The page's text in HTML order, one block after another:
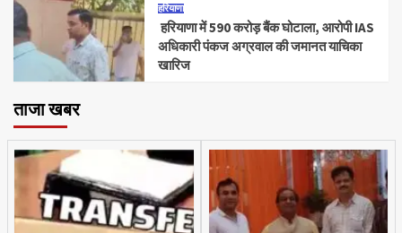
हरियाणा
हरियाणा में 590 करोड़ बैंक घोटाला, आरोपी IAS
अधिकारी पंकज अग्रवाल की जमानत याचिका
खारिज
ताजा खबर